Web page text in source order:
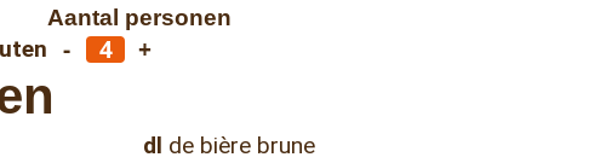
Aantal personen
- +
dl de bière brune